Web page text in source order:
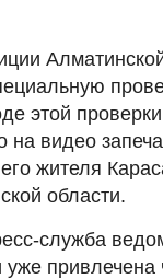
этой
на видео
жителя
области.
служба
уже привлечена